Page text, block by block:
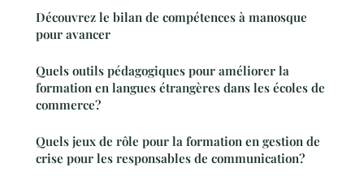
Découvrez le bilan de compétences à manosque
pour avancer
Quels outils pédagogiques pour améliorer la
formation en langues étrangères dans les écoles de
commerce?
Quels jeux de rôle pour la formation en gestion de
crise pour les responsables de communication?